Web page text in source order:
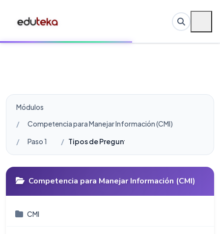
Módulos
Competencia para Manejar Información (CMI)
Paso 1
Tipos de Preguntas Iniciales
Competencia para Manejar Información (CMI)
CMI